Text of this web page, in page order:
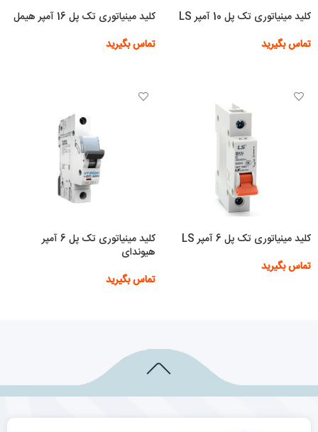
کلید مینیاتوری تک پل 10 آمپر LS
تماس بگیرید
کلید مینیاتوری تک پل 16 آمپر هیمل
تماس بگیرید
کلید مینیاتوری تک پل 6 آمپر LS
تماس بگیرید
کلید مینیاتوری تک پل 6 آمپر
هیوندای
تماس بگیرید